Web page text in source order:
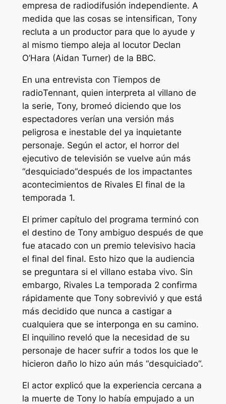
empresa de radiodifusión independiente. A
medida que las cosas se intensifican, Tony
recluta a un productor para que lo ayude y
al mismo tiempo aleja al locutor Declan
O’Hara (Aidan Turner) de la BBC.
En una entrevista con Tiempos de
radioTennant, quien interpreta al villano de
la serie, Tony, bromeó diciendo que los
espectadores verían una versión más
peligrosa e inestable del ya inquietante
personaje. Según el actor, el horror del
ejecutivo de televisión se vuelve aún más
“desquiciado“después de los impactantes
acontecimientos de Rivales El final de la
temporada 1.
El primer capítulo del programa terminó con
el destino de Tony ambiguo después de que
fue atacado con un premio televisivo hacia
el final del final. Esto hizo que la audiencia
se preguntara si el villano estaba vivo. Sin
embargo, Rivales La temporada 2 confirma
rápidamente que Tony sobrevivió y que está
más decidido que nunca a castigar a
cualquiera que se interponga en su camino.
El inquilino reveló que la necesidad de su
personaje de hacer sufrir a todos los que le
hicieron daño lo hizo aún más “desquiciado“.
El actor explicó que la experiencia cercana a
la muerte de Tony lo había empujado a un